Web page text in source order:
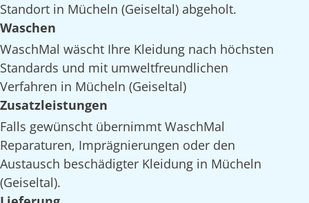
Standort in Mücheln (Geiseltal) abgeholt.
Waschen
WaschMal wäscht Ihre Kleidung nach höchsten
Standards und mit umweltfreundlichen
Verfahren in Mücheln (Geiseltal)
Zusatzleistungen
Falls gewünscht übernimmt WaschMal
Reparaturen, Imprägnierungen oder den
Austausch beschädigter Kleidung in Mücheln
(Geiseltal).